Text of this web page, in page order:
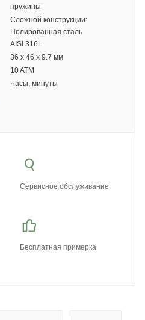
пружины
Сложной конструкции:
Полированная сталь
AISI 316L
36 х 46 х 9.7 мм
10 ATM
Часы, минуты
Сервисное обслуживание
Бесплатная примерка